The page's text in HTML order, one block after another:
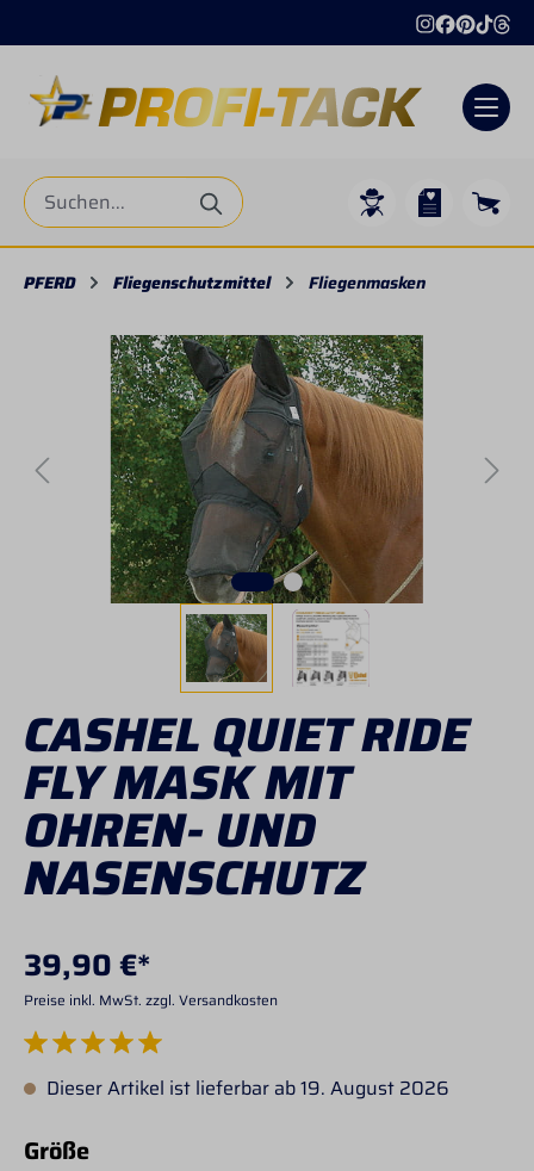
PFERD Fliegenschutzmittel Fliegenmasken
Bildergalerie überspringen
CASHEL QUIET RIDE
FLY MASK MIT
OHREN- UND
NASENSCHUTZ
39,90 €*
Preise inkl. MwSt. zzgl. Versandkosten
Durchschnittliche Bewertung von 5 von 5 Sternen
Dieser Artikel ist lieferbar ab 19. August 2026
Größeauswählen